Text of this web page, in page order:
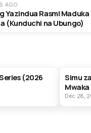
AGO
Yazindua Rasmi Maduka
(Kunduchi na Ubungo)
(2026
Simu
Dec 28,